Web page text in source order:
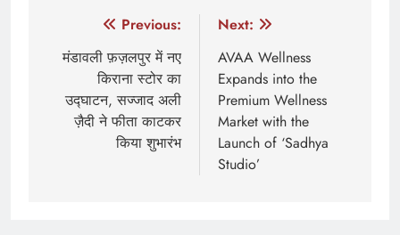
navigation
Previous:
मंडावली फ़ज़लपुर में नए
किराना स्टोर का
उद्घाटन, सज्जाद अली
ज़ैदी ने फीता काटकर
किया शुभारंभ
Next:
AVAA Wellness
Expands into the
Premium Wellness
Market with the
Launch of ‘Sadhya
Studio’